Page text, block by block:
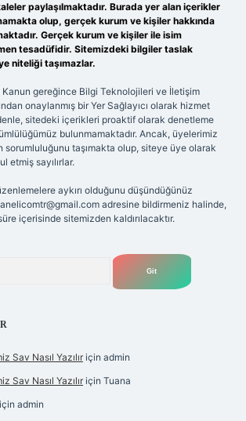
paylaşılmaktadır. Burada yer alan içerikler
olup, gerçek kurum ve kişiler hakkında
Gerçek kurum ve kişiler ile isim
tesadüfidir. Sitemizdeki bilgiler taslak
niteliği taşımazlar.
Kanun gereğince Bilgi Teknolojileri ve İletişim
onaylanmış bir Yer Sağlayıcı olarak hizmet
sitedeki içerikleri proaktif olarak denetleme
bulunmamaktadır. Ancak, üyelerimiz
sorumluluğunu taşımakta olup, siteye üye olarak
etmiş sayılırlar.
aykırı olduğunu düşündüğünüz
adresine bildirmeniz halinde,
içerisinde sitemizden kaldırılacaktır.
Sav Nasıl Yazılıriçin admin
Sav Nasıl Yazılıriçin Tuana
için admin